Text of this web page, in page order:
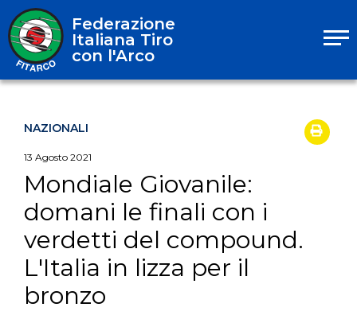
Federazione
Italiana Tiro
con l'Arco
NAZIONALI
13 Agosto 2021
Mondiale Giovanile:
domani le finali con i
verdetti del compound.
L'Italia in lizza per il
bronzo